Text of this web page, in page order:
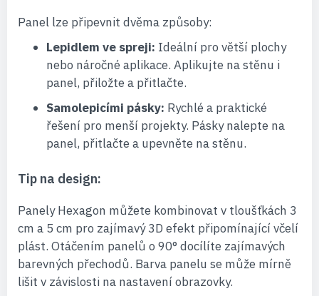
Panel lze připevnit dvěma způsoby:
Lepidlem ve spreji: Ideální pro větší plochy
nebo náročné aplikace. Aplikujte na stěnu i
panel, přiložte a přitlačte.
Samolepicími pásky: Rychlé a praktické
řešení pro menší projekty. Pásky nalepte na
panel, přitlačte a upevněte na stěnu.
Tip na design:
Panely Hexagon můžete kombinovat v tloušťkách 3
cm a 5 cm pro zajímavý 3D efekt připomínající včelí
plást. Otáčením panelů o 90° docílíte zajímavých
barevných přechodů. Barva panelu se může mírně
lišit v závislosti na nastavení obrazovky.